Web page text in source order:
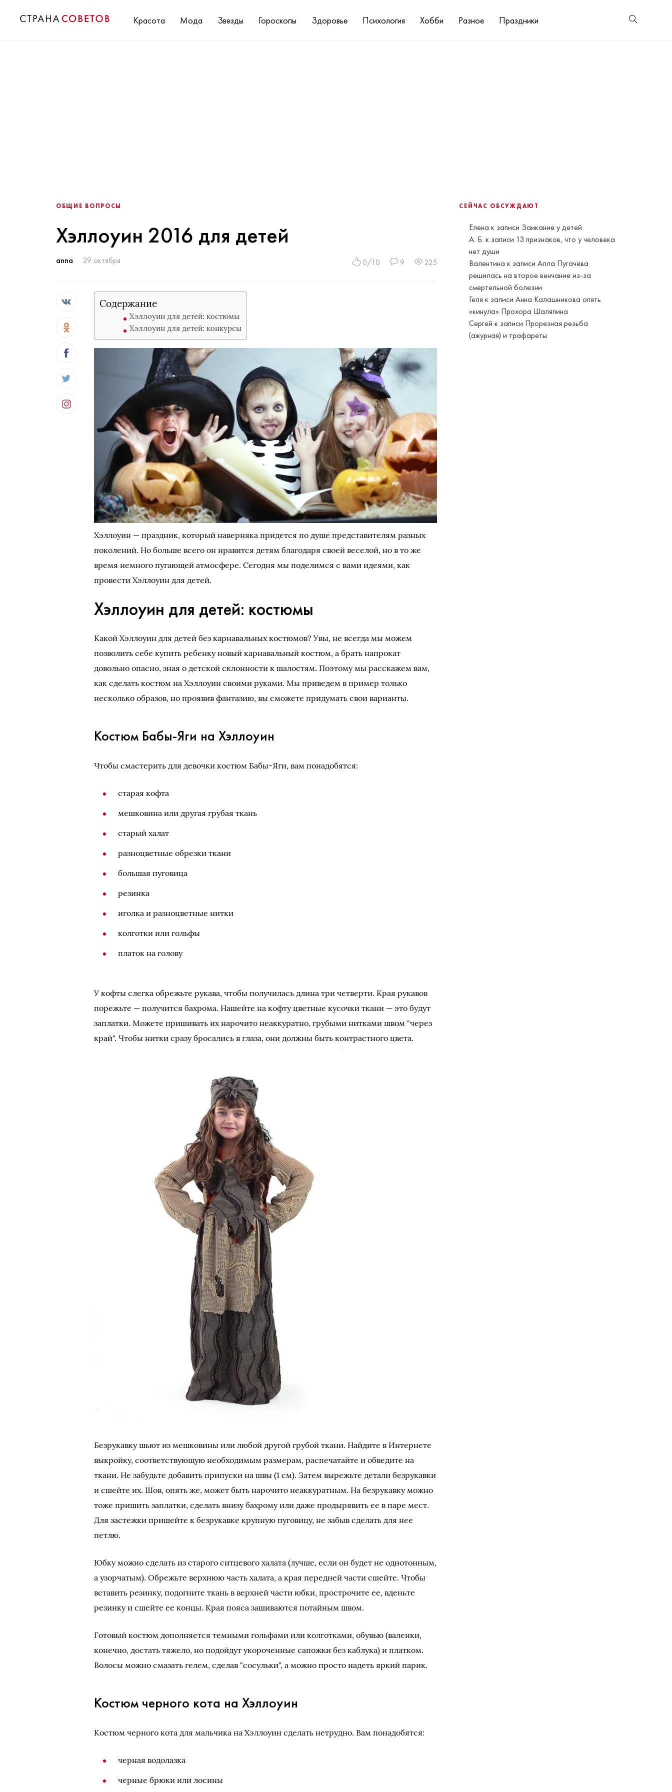
Красота Мода Звезды Гороскопы Здоровье Психология Хобби Разное Праздники
СЕЙЧАС ОБСУЖДАЮТ
Елена к записи Заикание у детей
А. Б. к записи 13 признаков, что у человека
нет души
Валентина к записиАлла Пугачёва
решилась на второе венчание из-за
смертельной болезни
Геля к записиАнна Калашникова опять
«кинула» Прохора Шаляпина
Сергей к записи Прорезная резьба
(ажурная) и трафареты
ОБЩИЕ ВОПРОСЫ
Хэллоуин 2016 для детей
anna 29 октября 0/10 9 225
Содержание
Хэллоуин для детей: костюмы
Хэллоуин для детей: конкурсы
Хэллоуин — праздник, который наверняка придется по душе представителям разных
поколений. Но больше всего он нравится детям благодаря своей веселой, но в то же
время немного пугающей атмосфере. Сегодня мы поделимся с вами идеями, как
провести Хэллоуин для детей.
Хэллоуин для детей: костюмы
Какой Хэллоуин для детей без карнавальных костюмов? Увы, не всегда мы можем
позволить себе купить ребенку новый карнавальный костюм, а брать напрокат
довольно опасно, зная о детской склонности к шалостям. Поэтому мы расскажем вам,
как сделать костюм на Хэллоуин своими руками. Мы приведем в пример только
несколько образов, но проявив фантазию, вы сможете придумать свои варианты.
Костюм Бабы-Яги на Хэллоуин
Чтобы смастерить для девочки костюм Бабы-Яги, вам понадобятся:
старая кофта
мешковина или другая грубая ткань
старый халат
разноцветные обрезки ткани
большая пуговица
резинка
иголка и разноцветные нитки
колготки или гольфы
платок на голову
У кофты слегка обрежьте рукава, чтобы получилась длина три четверти. Края рукавов
порежьте — получится бахрома. Нашейте на кофту цветные кусочки ткани — это будут
заплатки. Можете пришивать их нарочито неаккуратно, грубыми нитками швом "через
край". Чтобы нитки сразу бросались в глаза, они должны быть контрастного цвета.
Безрукавку шьют из мешковины или любой другой грубой ткани. Найдите в Интернете
выкройку, соответствующую необходимым размерам, распечатайте и обведите на
ткани. Не забудьте добавить припуски на швы (1 см). Затем вырежьте детали безрукавки
и сшейте их. Шов, опять же, может быть нарочито неаккуратным. На безрукавку можно
тоже пришить заплатки, сделать внизу бахрому или даже продырявить ее в паре мест.
Для застежки пришейте к безрукавке крупную пуговицу, не забыв сделать для нее
петлю.
Юбку можно сделать из старого ситцевого халата (лучше, если он будет не однотонным,
а узорчатым). Обрежьте верхнюю часть халата, а края передней части сшейте. Чтобы
вставить резинку, подогните ткань в верхней части юбки, прострочите ее, вденьте
резинку и сшейте ее концы. Края пояса зашиваются потайным швом.
Готовый костюм дополняется темными гольфами или колготками, обувью (валенки,
конечно, достать тяжело, но подойдут укороченные сапожки без каблука) и платком.
Волосы можно смазать гелем, сделав "сосульки", а можно просто надеть яркий парик.
Костюм черного кота на Хэллоуин
Костюм черного кота для мальчика на Хэллоуин сделать нетрудно. Вам понадобятся:
черная водолазка
черные брюки или лосины